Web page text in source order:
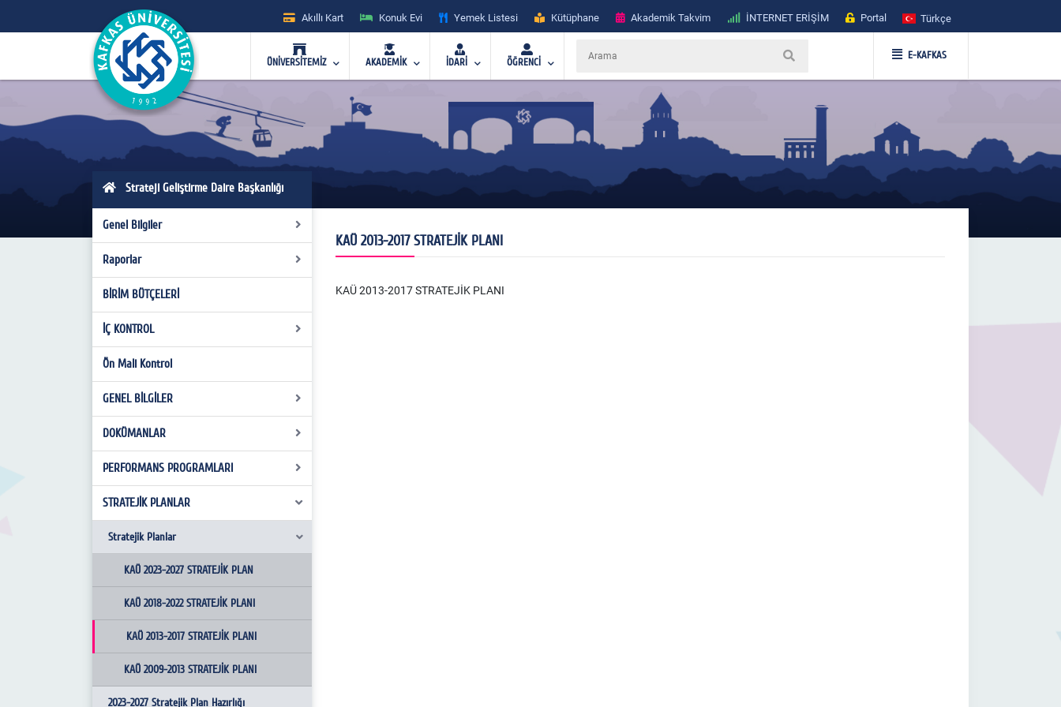
Akıllı Kart Konuk Evi Yemek Listesi Kütüphane Akademik Takvim İNTERNET ERİŞİM Portal Türkçe
ÜNİVERSİTEMİZ AKADEMİK İDARİ ÖĞRENCİ
E-KAFKAS
Strateji Geliştirme Daire Başkanlığı
Genel Bilgiler
Görüş Yazıları
Uyum Eylem Planı
Maaş ve Yük Hesabı
Raporlar
Faaliyet Raporları
Kamu Yat. İz. ve Değ. Rap.
Kurumsal M. D. ve B. Rap.
KAÜ AYRINTILI FİNANSMAN PROGRAMI
Birim Faaliyet Raporu
BİRİM BÜTÇELERİ
İÇ KONTROL
GÖREV TANIMLARI
İŞ AKIŞ SÜRECİ
Ön Mali Kontrol
GENEL BİLGİLER
TARİHÇE
MİSYON & VİZYON
TEMEL DEĞERLER
GÖREV VE YETKİLER
ORGANİZASYON ŞEMASI
PERSONELİMİZ
DOKÜMANLAR
MEVZUAT
PERFORMANS PROGRAMLARI
PERFORMANS PROGRAMI
PERFORMANS PROGRAMI HAZIRLAMA REHBERİ
STRATEJİK PLANLAR
Stratejik Planlar
KAÜ 2023-2027 STRATEJİK PLAN
KAÜ 2018-2022 STRATEJİK PLANI
KAÜ 2013-2017 STRATEJİK PLANI
KAÜ 2009-2013 STRATEJİK PLANI
2023-2027 Stratejik Plan Hazırlığı
KAÜ 2013-2017 STRATEJİK PLANI
KAÜ 2013-2017 STRATEJİK PLANI